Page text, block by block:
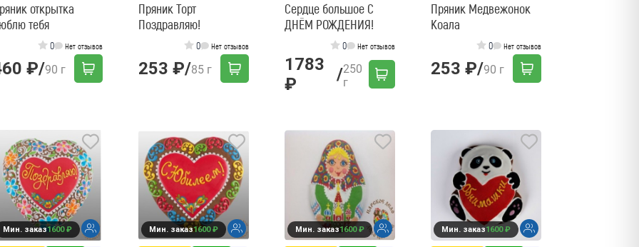
открытка
тебя
0 Нет отзывов
₽/90 г
Пряник Торт
Поздравляю!
0 Нет отзывов
253 ₽/85 г
Сердце большое С
ДНЁМ РОЖДЕНИЯ!
0 Нет отзывов
1783
₽
/250
г
Пряник Медвежонок
Коала
0 Нет отзывов
253 ₽/90 г
Мин. заказ1600 ₽ Мин. заказ1600 ₽ Мин. заказ1600 ₽ Мин. заказ1600 ₽